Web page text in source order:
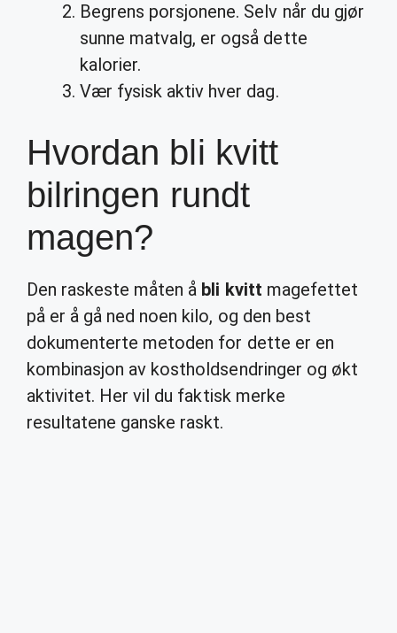
Begrens porsjonene. Selv når du gjør
sunne matvalg, er også dette
kalorier.
Vær fysisk aktiv hver dag.
Hvordan bli kvitt
bilringen rundt
magen?
Den raskeste måten å bli kvitt magefettet
på er å gå ned noen kilo, og den best
dokumenterte metoden for dette er en
kombinasjon av kostholdsendringer og økt
aktivitet. Her vil du faktisk merke
resultatene ganske raskt.